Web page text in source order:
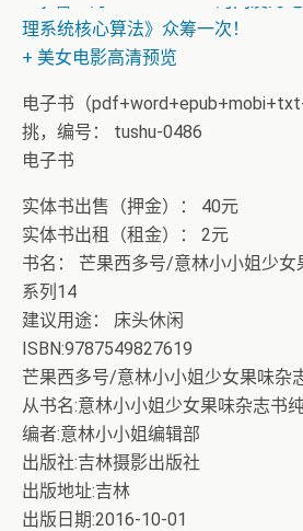
理系统核心算法》众筹一次！
+ 美女电影高清预览
电子书（
挑，编号： tushu-0486
电子书
实体书出售（押金）： 40元
实体书出租（租金）： 2元
书名： 芒果西多号/意林小小姐少
系列14
建议用途： 床头休闲
ISBN:9787549827619
芒果西多号/意林小小姐少女果味杂
从书名:意林小小姐少女果味杂志书
编者:意林小小姐编辑部
出版社:吉林摄影出版社
出版地址:吉林
出版日期:2016-10-01